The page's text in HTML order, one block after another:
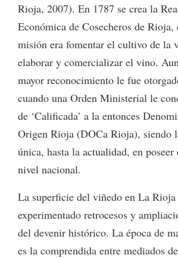
Rioja, 2007). En 1787 se crea la
Económica de Cosecheros de
misión era fomentar el cultivo de la
elaborar y comercializar el vino.
mayor reconocimiento le fue
cuando una Orden Ministerial le
de ‘Calificada’ a la entonces
Origen Rioja (DOCa Rioja), siendo
única, hasta la actualidad, en poseer
nivel nacional.
La superficie del viñedo en La Rioja
experimentado retrocesos y
del devenir histórico. La época de
es la comprendida entre mediados